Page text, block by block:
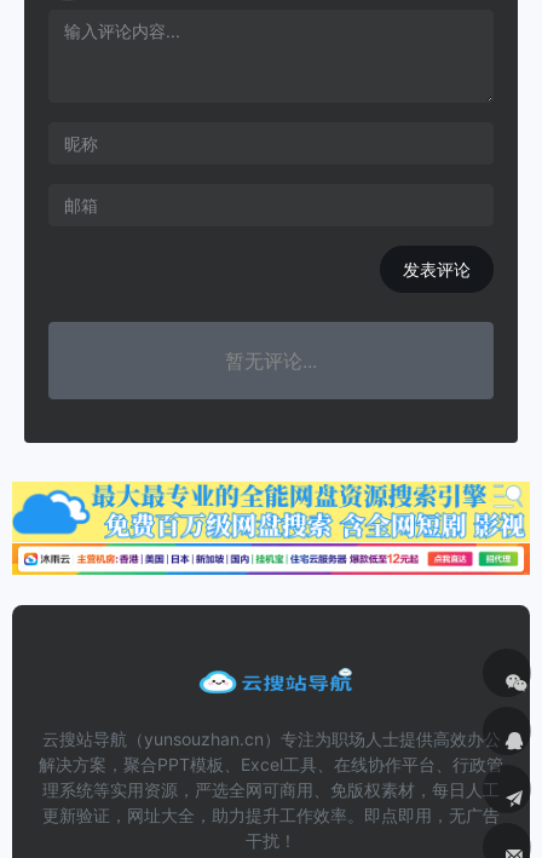
发表评论
暂无评论...
云搜站导航（yunsouzhan.cn）专注为职场人士提供高效办公
解决方案，聚合PPT模板、Excel工具、在线协作平台、行政管
理系统等实用资源，严选全网可商用、免版权素材，每日人工
更新验证，网址大全，助力提升工作效率。即点即用，无广告
干扰！